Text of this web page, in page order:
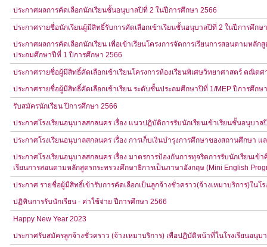
ประกาศผลการคัดเลือกนักเรียนชั้นอนุบาลปีที่ 2 ในปีการศึกษา 2566
ประกาศรายชื่อนักเรียนผู้มีสิทธิ์รับการคัดเลือกเข้าเรียนชั้นอนุบาลปีที่ 2 ในปีการศึกษ
ประกาศผลการคัดเลือกนักเรียน เพื่อเข้าเรียนโครงการจัดการเรียนการสอนตามหลั
ประถมศึกษาปีที่ 1 ปีการศึกษา 2566
ประกาศรายชื่อผู้มีสิทธิ์คัดเลือกเข้าเรียนโครงการห้องเรียนพิเศษวิทยาศาสตร์ คณิ
ประกาศรายชื่อผู้มีสิทธิ์คัดเลือกเข้าเรียน ระดับชั้นประถมศึกษาปีที่ 1/MEP ปีการศึกษ
รับสมัครนักเรียน ปีการศึกษา 2566
ประกาศโรงเรียนอนุบาลสกลนคร เรื่อง แนวปฏิบัติการรับนักเรียนเข้าเรียนชั้นอนุบ
ประกาศโรงเรียนอนุบาลสกลนคร เรื่อง การเก็บเงินบำรุงการศึกษาของสถานศึกษา
ประกาศโรงเรียนอนุบาลสกลนคร เรื่อง มาตรการป้องกันการทุจริตการรับนักเรียน
เรียนการสอนตามหลักสูตรกระทรวงศึกษาธิการเป็นภาษาอังกฤษ (Mini English
ประกาศ รายชื่อผู้มีสิทธิ์เข้ารับการคัดเลือกเป็นลูกจ้างชั่วคราว(จ้างเหมาบริการ)ในโ
ปฏิทินการรับนักเรียน - ค่าใช้จ่าย ปีการศึกษา 2566
Happy New Year 2023
ประกาศรับสมัครลูกจ้างชั่วคราว (จ้างเหมาบริการ) เพื่อปฏิบัติหน้าที่ในโรงเรียนอนุบ